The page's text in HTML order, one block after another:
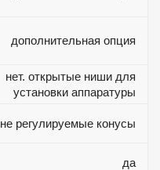
дополнительная опция
нет. открытые ниши для
установки аппаратуры
не регулируемые конусы
да